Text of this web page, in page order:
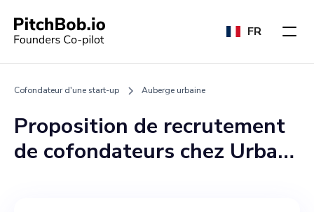
FR
Cofondateur d'une start-up Auberge urbaine
Proposition de recrutement
de cofondateurs chez Urban